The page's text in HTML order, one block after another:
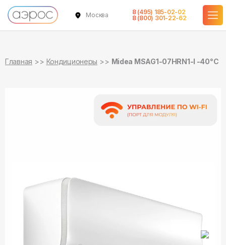
Москва
8 (495) 185-02-02
8 (800) 301-22-62
Главная Кондиционеры Midea MSAG1-07HRN1-I -40°С
в наличии
в наличии